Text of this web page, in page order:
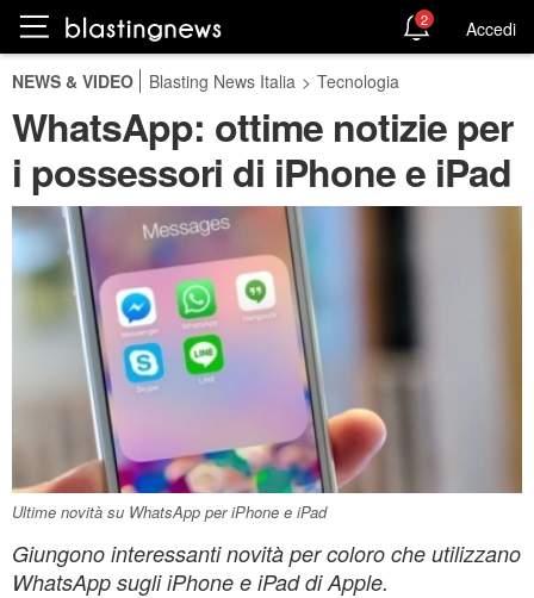
2 Accedi
NEWS & VIDEO Blasting News Italia > Tecnologia
WhatsApp: ottime notizie per
i possessori di iPhone e iPad
Ultime novità su WhatsApp per iPhone e iPad
Giungono interessanti novità per coloro che utilizzano
WhatsApp sugli iPhone e iPad di Apple.